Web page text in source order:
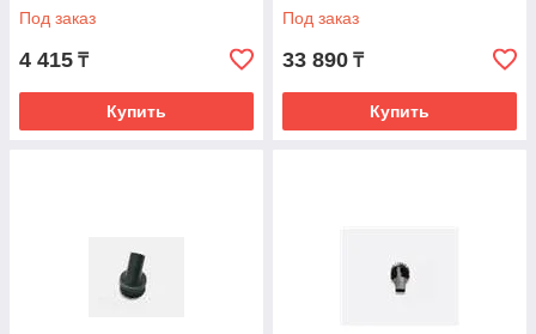
Под заказ
4 415 ₸
Купить
Под заказ
33 890 ₸
Купить